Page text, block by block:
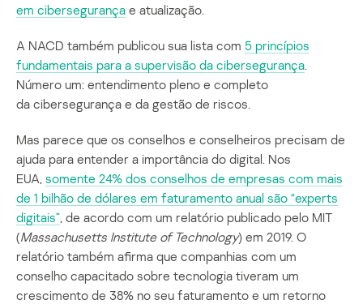
em cibersegurança e atualização.
A NACD também publicou sua lista com 5 princípios
fundamentais para a supervisão da cibersegurança.
Número um: entendimento pleno e completo
da cibersegurança e da gestão de riscos.
Mas parece que os conselhos e conselheiros precisam de
ajuda para entender a importância do digital. Nos
EUA, somente 24% dos conselhos de empresas com mais
de 1 bilhão de dólares em faturamento anual são “experts
digitais”, de acordo com um relatório publicado pelo MIT
(Massachusetts Institute ofTechnology) em 2019. O
relatório também afirma que companhias com um
conselho capacitado sobre tecnologia tiveram um
crescimento de 38% no seu faturamento e um retorno